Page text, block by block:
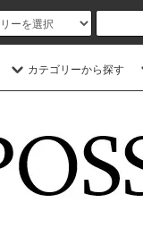
カテゴリーから探す